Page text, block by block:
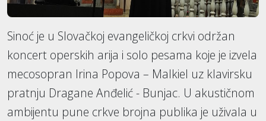
Sinoć je u Slovačkoj evangeličkoj crkvi održan
koncert operskih arija i solo pesama koje je izvela
mecosopran Irina Popova – Malkiel uz klavirsku
pratnju Dragane Anđelić - Bunjac. U akustičnom
ambijentu pune crkve brojna publika je uživala u